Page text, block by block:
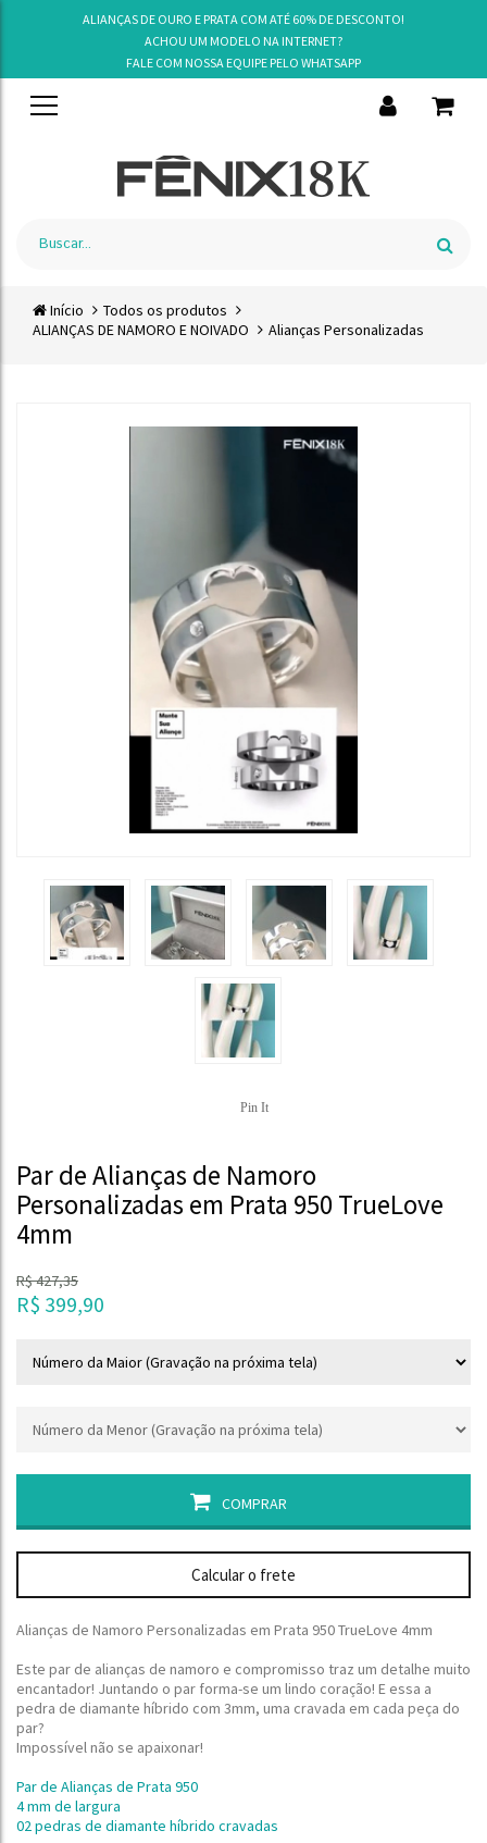
ALIANÇAS DE OURO E PRATA COM ATÉ 60% DE DESCONTO!
ACHOU UM MODELO NA INTERNET?
FALE COM NOSSA EQUIPE PELO WHATSAPP
Início
Todos os produtos
ALIANÇAS DE NAMORO E NOIVADO
Alianças Personalizadas
Pin It
Par de Alianças de Namoro
Personalizadas em Prata 950 TrueLove
4mm
R$427,35
R$ 399,90
COMPRAR
Calcular o frete
Alianças de Namoro Personalizadas em Prata 950 TrueLove 4mm
Este par de alianças de namoro e compromisso traz um detalhe muito
encantador! Juntando o par forma-se um lindo coração! E essa a
pedra de diamante híbrido com 3mm, uma cravada em cada peça do
par?
Impossível não se apaixonar!
Par de Alianças de Prata 950
4 mm de largura
02 pedras de diamante híbrido cravadas